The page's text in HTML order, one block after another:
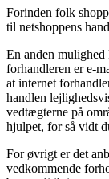
Forinden folk
til netshoppens
En anden
forhandleren er e-
at internet
handlen
vedtægterne på
hjulpet, for så vidt
For øvrigt er det
vedkommende